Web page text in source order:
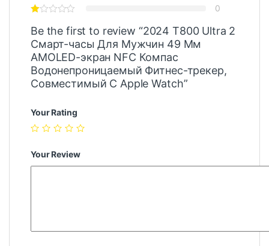
0
Be the first to review “2024 T800 Ultra 2
Смарт-часы Для Мужчин 49 Мм
AMOLED-экран NFC Компас
Водонепроницаемый Фитнес-трекер,
Совместимый С Apple Watch”
Your Rating
Your Review